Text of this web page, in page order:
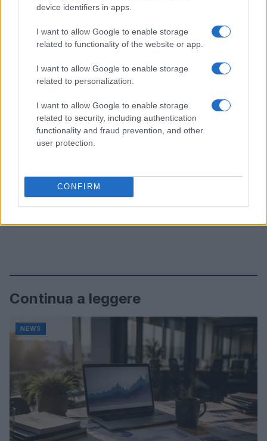
device identifiers in apps.
I want to allow Google to enable storage
related to functionality of the website or app.
I want to allow Google to enable storage
related to personalization.
I want to allow Google to enable storage
related to security, including authentication
functionality and fraud prevention, and other
user protection.
CONFIRM
Continua a leggere
NEWS